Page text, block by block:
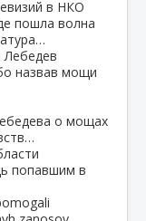
пошла волна
Лебедев
назвав мощи
о мощах
попавшим в